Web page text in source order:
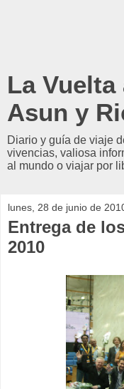
La
Asun y
Diario y guía de viaje
vivencias, valiosa
al mundo o viajar por
lunes, 28 de junio de
Entrega de
2010